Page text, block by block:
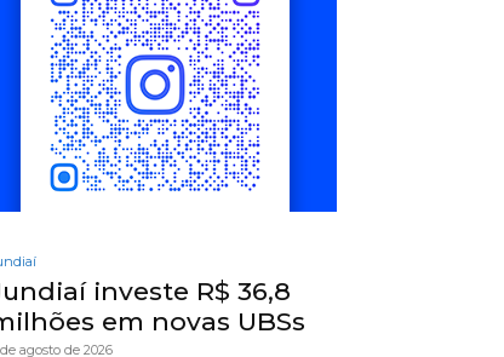
investe R$ 36,8
em novas UBSs
agosto de 2026